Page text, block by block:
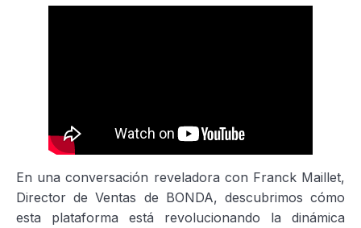
En una conversación reveladora con Franck Maillet,
Director de Ventas de BONDA, descubrimos cómo
esta plataforma está revolucionando la dinámica